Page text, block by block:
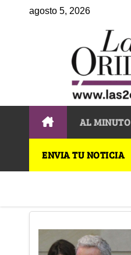
agosto 5, 2026
AL MINUTO
ENVIA TU NOTICIA